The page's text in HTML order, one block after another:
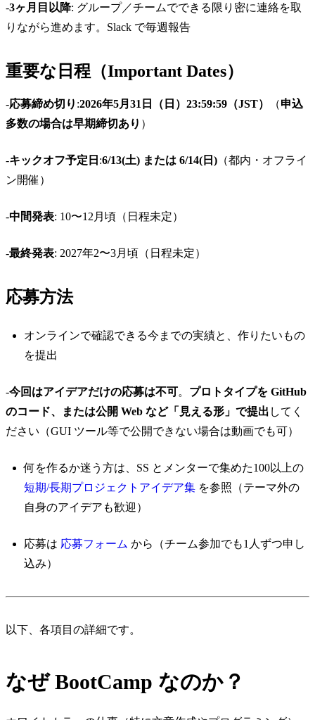
-3ヶ月目以降: グループ／チームでできる限り密に連絡を取
りながら進めます。Slack で毎週報告
重要な日程（Important Dates）
-応募締め切り :2026年5月31日（日）23:59:59（JST） （申込
多数の場合は早期締切あり ）
-キックオフ予定日 :6/13(土) または 6/14(日) （都内・オフライ
ン開催）
-中間発表: 10〜12月頃（日程未定）
-最終発表: 2027年2〜3月頃（日程未定）
応募方法
オンラインで確認できる今までの実績と、作りたいもの
を提出
-今回はアイデアだけの応募は不可。 プロトタイプを GitHub
のコード、または公開 Web など「見える形」で提出 してく
ださい（GUI ツール等で公開できない場合は動画でも可）
何を作るか迷う方は、SS とメンターで集めた100以上の
短期/長期プロジェクトアイデア集 を参照（テーマ外の
自身のアイデアも歓迎）
応募は 応募フォーム から（チーム参加でも1人ずつ申し
込み）
以下、各項目の詳細です。
なぜ BootCamp なのか？